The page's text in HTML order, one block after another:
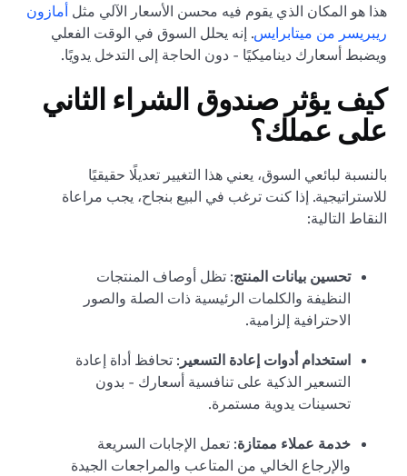
هذا هو المكان الذي يقوم فيه محسن الأسعار الآلي مثل أمازون
ريبريسر من ميتابرايس. إنه يحلل السوق في الوقت الفعلي
ويضبط أسعارك ديناميكيًا - دون الحاجة إلى التدخل يدويًا.
كيف يؤثر صندوق الشراء الثاني
على عملك؟
بالنسبة لبائعي السوق، يعني هذا التغيير تعديلًا حقيقيًا
للاستراتيجية. إذا كنت ترغب في البيع بنجاح، يجب مراعاة
النقاط التالية:
تحسين بيانات المنتج: تظل أوصاف المنتجات
النظيفة والكلمات الرئيسية ذات الصلة والصور
الاحترافية إلزامية.
استخدام أدوات إعادة التسعير : تحافظ أداة إعادة
التسعير الذكية على تنافسية أسعارك - بدون
تحسينات يدوية مستمرة.
خدمة عملاء ممتازة: تعمل الإجابات السريعة
والإرجاع الخالي من المتاعب والمراجعات الجيدة